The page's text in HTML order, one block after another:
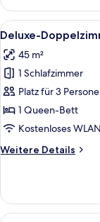
Doppelzimmer,
Schlafzimmer,
Nebengebäude,
Treppenzugang
Alle
Fotos
für
Deluxe-
Doppelzimmer,
Nichtraucher
anzeigen
30
Deluxe-
45 m²
1 Schlafzimmer
Platz für 3
1 Queen-Bett
Kostenloses WLAN
Weitere Details
Weitere
Doppelzimmer,
Nichtraucher